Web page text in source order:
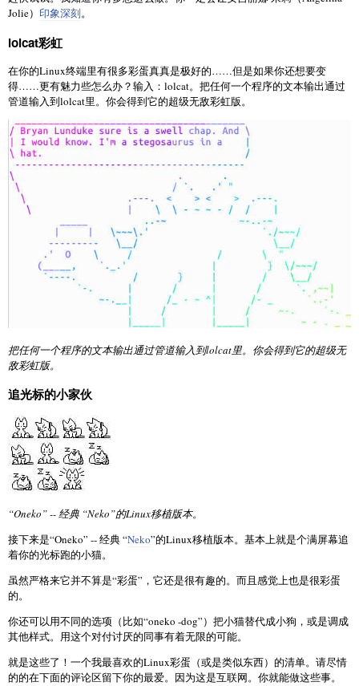
Jolie） 印象深刻。
lolcat彩虹
在你的Linux终端里有很多彩蛋真真是极好的……但是如果你还想要变
得……更有魅力些怎么办？输入：lolcat。把任何一个程序的文本输出通过
管道输入到lolcat里。你会得到它的超级无敌彩虹版。
把任何一个程序的文本输出通过管道输入到lolcat里。你会得到它的超级无
敌彩虹版。
追光标的小家伙
“Oneko” -- 经典 “Neko”的Linux移植版本。
接下来是“Oneko” -- 经典 “Neko”的Linux移植版本。基本上就是个满屏幕追
着你的光标跑的小猫。
虽然严格来它并不算是“彩蛋”，它还是很有趣的。而且感觉上也是很彩蛋
的。
你还可以用不同的选项（比如“oneko -dog”）把小猫替代成小狗，或是调成
其他样式。用这个对付讨厌的同事有着无限的可能。
就是这些了！一个我最喜欢的Linux彩蛋（或是类似东西）的清单。请尽情
的的在下面的评论区留下你的最爱。因为这是互联网。你就能做这些事。